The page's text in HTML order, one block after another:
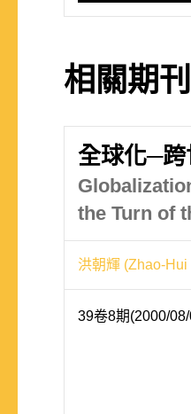
相關期刊
全球化─
the Turn of
洪朝輝 (Zhao-Hui
39卷8期(2000/